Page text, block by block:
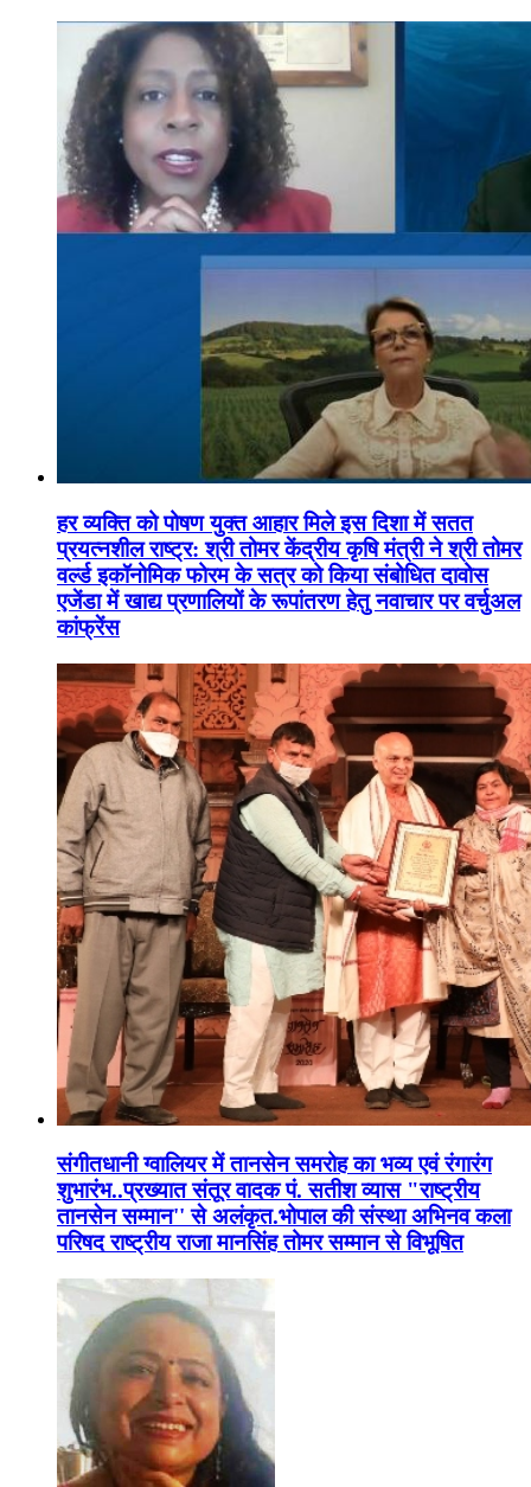
हर व्यक्ति को पोषण युक्त आहार मिले इस दिशा में सतत
प्रयत्नशील राष्ट्र: श्री तोमर केंद्रीय कृषि मंत्री ने श्री तोमर
वर्ल्ड इकॉनोमिक फोरम के सत्र को किया संबोधित दावोस
एजेंडा में खाद्य प्रणालियों के रूपांतरण हेतु नवाचार पर वर्चुअल
कांफ्रेंस
संगीतधानी ग्वालियर में तानसेन समरोह का भव्य एवं रंगारंग
शुभारंभ..प्रख्यात संतूर वादक पं. सतीश व्यास "राष्ट्रीय
तानसेन सम्मान'' से अलंकृत.भोपाल की संस्था अभिनव कला
परिषद राष्ट्रीय राजा मानसिंह तोमर सम्मान से विभूषित